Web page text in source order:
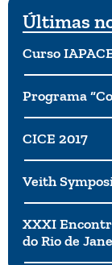
Últimas
Curso
Programa
CICE 2017
Veith
XXXI
do Rio de